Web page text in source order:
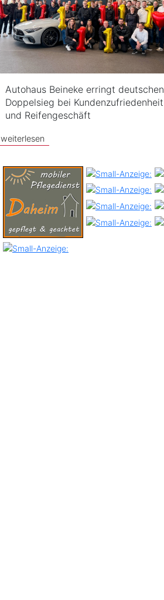
Autohaus Beineke erringt deutschen
Doppelsieg bei Kundenzufriedenheit
und Reifengeschäft
weiterlesen